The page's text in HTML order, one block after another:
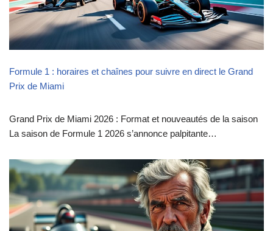
Formule 1 : horaires et chaînes pour suivre en direct le Grand
Prix de Miami
Grand Prix de Miami 2026 : Format et nouveautés de la saison
La saison de Formule 1 2026 s’annonce palpitante…